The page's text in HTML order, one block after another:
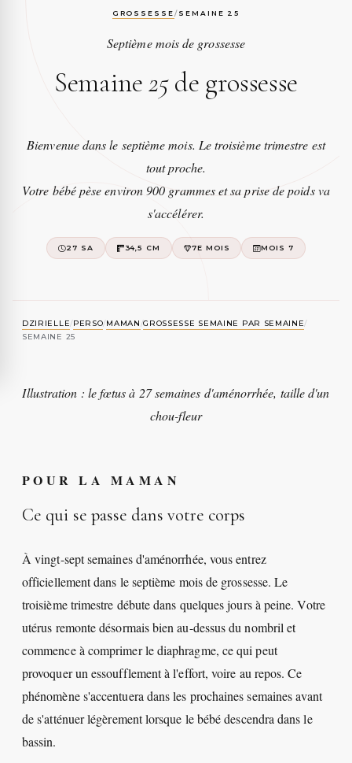
GROSSESSE/SEMAINE 25
Septième mois de grossesse
Semaine25de grossesse
Bienvenue dans le septième mois. Le troisième trimestre est
tout proche.
Votre bébé pèse environ 900 grammes et sa prise de poids va
s'accélérer.
27 SA 34,5 CM 7E MOIS MOIS 7
DZIRIELLE/PERSO/MAMAN /GROSSESSE SEMAINE PAR SEMAINE/
SEMAINE 25
Illustration : le fœtus à 27 semaines d'aménorrhée, taille d'un
chou-fleur
POUR LA MAMAN
Ce qui se passe dans votre corps
À vingt-sept semaines d'aménorrhée, vous entrez
officiellement dans le septième mois de grossesse. Le
troisième trimestre débute dans quelques jours à peine. Votre
utérus remonte désormais bien au-dessus du nombril et
commence à comprimer le diaphragme, ce qui peut
provoquer un essoufflement à l'effort, voire au repos. Ce
phénomène s'accentuera dans les prochaines semaines avant
de s'atténuer légèrement lorsque le bébé descendra dans le
bassin.